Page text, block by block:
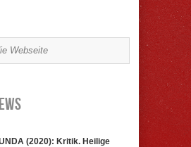
(2020): Kritik. Heilige